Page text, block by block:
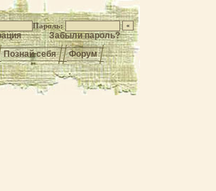
Пароль:
Забыли пароль?
Познай себя Форум